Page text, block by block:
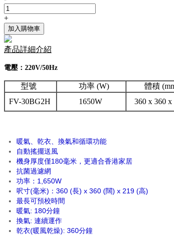
+
加入購物車
產品詳細介紹
電壓：220V/50Hz
型號 功率 (W) 體積
FV-30BG2H
1650W 360 x 360 x
暖氣、乾衣、換氣和循環功能
自動搖擺送風
機身厚度僅180毫米，更適合香港家居
抗菌過濾網
功率：1,650W
呎寸(毫米)：360 (長) x 360 (闊) x 219 (高)
最長可預校時間
暖氣: 180分鐘
換氣: 連續運作
乾衣(暖風乾燥): 360分鐘